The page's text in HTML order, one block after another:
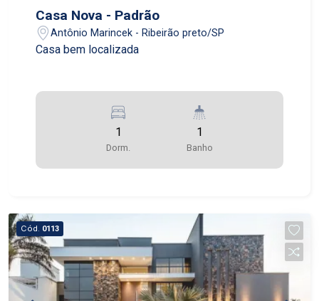
Casa Nova - Padrão
Antônio Marincek - Ribeirão preto/SP
Casa bem localizada
1
Dorm.
1
Banho
Cód. 0113